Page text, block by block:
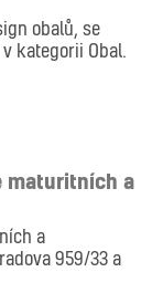
obalů, se
kategorii Obal.
maturitních a
a
959/33 a